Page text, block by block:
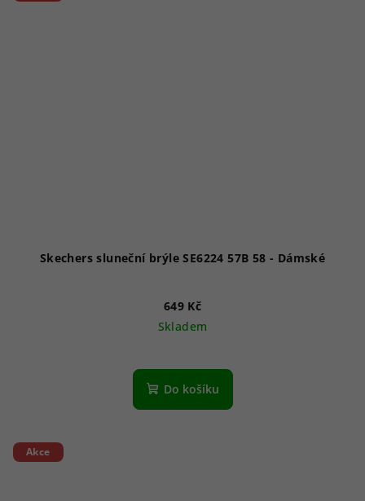
Skechers sluneční brýle SE6224 57B 58 - Dámské
649 Kč
Skladem
Do košíku
Akce